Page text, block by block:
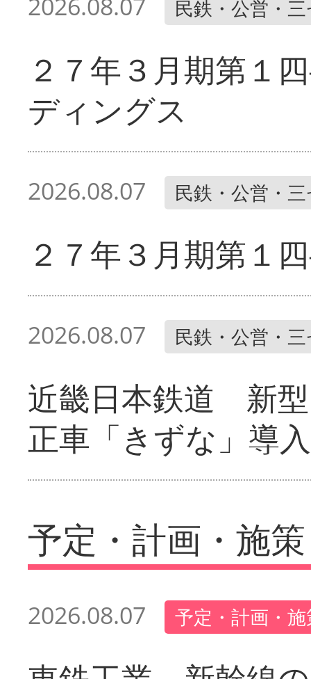
民鉄・公営・
２７年３月期第１
ディングス
2026.08.07 民鉄・公営・
２７年３月期第１
2026.08.07 民鉄・公営・
近畿日本鉄道 新
正車「きずな」導入
予定・計画・施策
2026.08.07 予定・計画・